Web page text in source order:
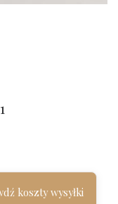
koszty wysyłki